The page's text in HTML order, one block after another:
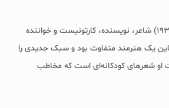
شل سیلوراستاین (۱۹۹۹-۱۹۳۰) شاعر، نویسنده، کارتونیست و خواننده
یک هنرمند متفاوت بود و سبک جدیدی را
او شعرهای کودکانه‌ای است که مخاطب